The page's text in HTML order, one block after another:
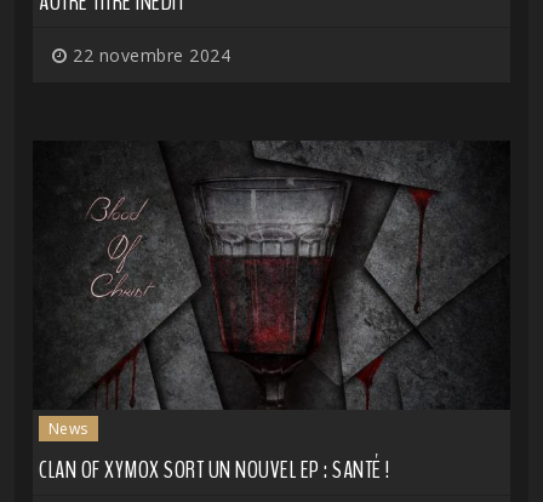
22 novembre 2024
News
CLAN OF XYMOX SORT UN NOUVEL EP : SANTÉ !